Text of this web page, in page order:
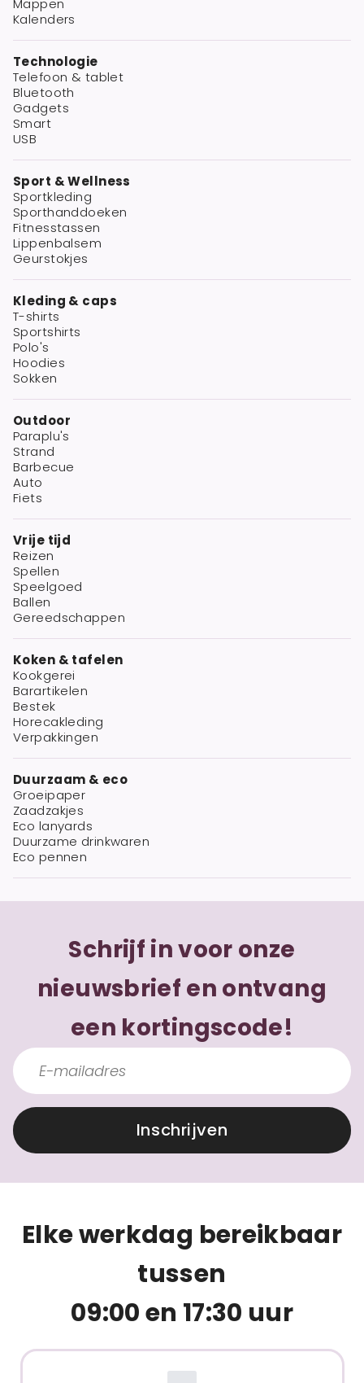
Mappen
Kalenders
Technologie
Telefoon & tablet
Bluetooth
Gadgets
Smart
USB
Sport & Wellness
Sportkleding
Sporthanddoeken
Fitnesstassen
Lippenbalsem
Geurstokjes
Kleding & caps
T-shirts
Sportshirts
Polo's
Hoodies
Sokken
Outdoor
Paraplu's
Strand
Barbecue
Auto
Fiets
Vrije tijd
Reizen
Spellen
Speelgoed
Ballen
Gereedschappen
Koken & tafelen
Kookgerei
Barartikelen
Bestek
Horecakleding
Verpakkingen
Duurzaam & eco
Groeipaper
Zaadzakjes
Eco lanyards
Duurzame drinkwaren
Eco pennen
Schrijf in voor onze
nieuwsbrief en ontvang
een kortingscode!
Inschrijven
Elke werkdag bereikbaar
tussen
09:00 en 17:30 uur